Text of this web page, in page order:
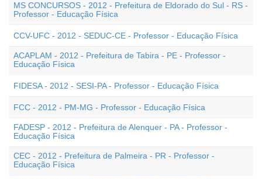
MS CONCURSOS - 2012 - Prefeitura de Eldorado do Sul - RS -
Professor - Educação Física
CCV-UFC - 2012 - SEDUC-CE - Professor - Educação Física
ACAPLAM - 2012 - Prefeitura de Tabira - PE - Professor -
Educação Física
FIDESA - 2012 - SESI-PA - Professor - Educação Física
FCC - 2012 - PM-MG - Professor - Educação Física
FADESP - 2012 - Prefeitura de Alenquer - PA - Professor -
Educação Física
CEC - 2012 - Prefeitura de Palmeira - PR - Professor -
Educação Física